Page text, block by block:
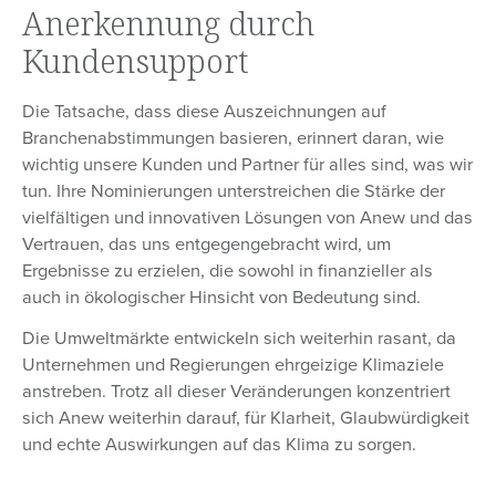
Anerkennung durch
Kundensupport
Die Tatsache, dass diese Auszeichnungen auf
Branchenabstimmungen basieren, erinnert daran, wie
wichtig unsere Kunden und Partner für alles sind, was wir
tun. Ihre Nominierungen unterstreichen die Stärke der
vielfältigen und innovativen Lösungen von Anew und das
Vertrauen, das uns entgegengebracht wird, um
Ergebnisse zu erzielen, die sowohl in finanzieller als
auch in ökologischer Hinsicht von Bedeutung sind.
Die Umweltmärkte entwickeln sich weiterhin rasant, da
Unternehmen und Regierungen ehrgeizige Klimaziele
anstreben. Trotz all dieser Veränderungen konzentriert
sich Anew weiterhin darauf, für Klarheit, Glaubwürdigkeit
und echte Auswirkungen auf das Klima zu sorgen.